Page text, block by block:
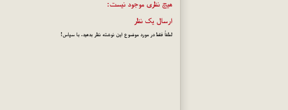
هیچ نظری موجود نیست:
ارسال یک نظر
لطفاً فقط در مورد موضوع این نوشته نظر بدهید. با سپاس!